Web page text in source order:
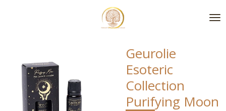
Geurolie
Esoteric
Collection
Purifying Moon